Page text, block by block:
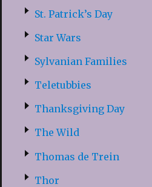
St. Patrick’s Day
Star Wars
Sylvanian Families
Teletubbies
Thanksgiving Day
The Wild
Thomas de Trein
Thor